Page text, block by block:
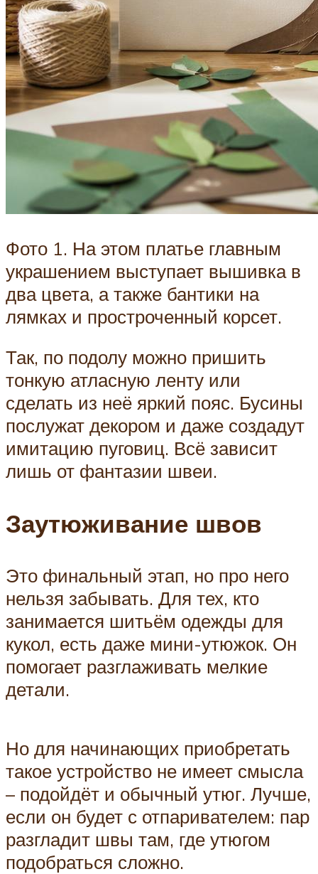
Фото 1. На этом платье главным
украшением выступает вышивка в
два цвета, а также бантики на
лямках и простроченный корсет.
Так, по подолу можно пришить
тонкую атласную ленту или
сделать из неё яркий пояс. Бусины
послужат декором и даже создадут
имитацию пуговиц. Всё зависит
лишь от фантазии швеи.
Заутюживание швов
Это финальный этап, но про него
нельзя забывать. Для тех, кто
занимается шитьём одежды для
кукол, есть даже мини-утюжок. Он
помогает разглаживать мелкие
детали.
Но для начинающих приобретать
такое устройство не имеет смысла
– подойдёт и обычный утюг. Лучше,
если он будет с отпаривателем: пар
разгладит швы там, где утюгом
подобраться сложно.